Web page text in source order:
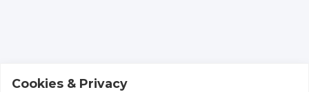
Cookies & Privacy